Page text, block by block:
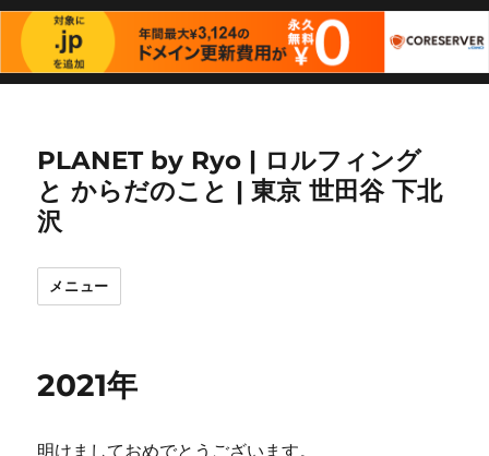
PLANET by Ryo | ロルフィング
と からだのこと | 東京 世田谷 下北
沢
メニュー
2021年
明けましておめでとうございます。